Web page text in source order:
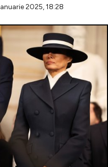
2025, 18:28